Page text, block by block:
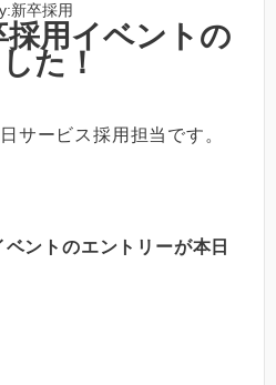
新卒採用
用イベントの
た！
サービス採用担当です。
ントのエントリーが本日